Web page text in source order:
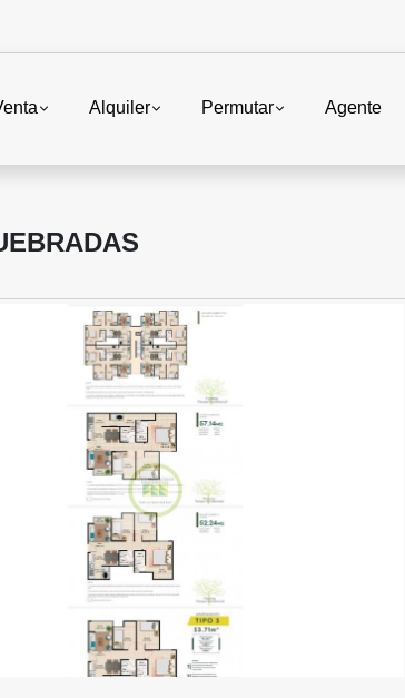
Alquiler Permutar Agente